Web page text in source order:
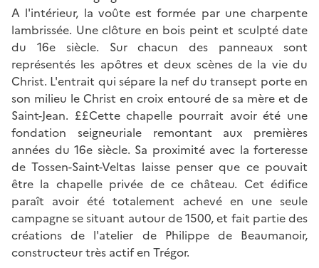
A l'intérieur, la voûte est formée par une charpente
lambrissée. Une clôture en bois peint et sculpté date
du 16e siècle. Sur chacun des panneaux sont
représentés les apôtres et deux scènes de la vie du
Christ. L'entrait qui sépare la nef du transept porte en
son milieu le Christ en croix entouré de sa mère et de
Saint-Jean. ££Cette chapelle pourrait avoir été une
fondation seigneuriale remontant aux premières
années du 16e siècle. Sa proximité avec la forteresse
de Tossen-Saint-Veltas laisse penser que ce pouvait
être la chapelle privée de ce château. Cet édifice
paraît avoir été totalement achevé en une seule
campagne se situant autour de 1500, et fait partie des
créations de l'atelier de Philippe de Beaumanoir,
constructeur très actif en Trégor.